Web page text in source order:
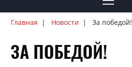
Главная Новости За победой!
ЗА ПОБЕДОЙ!